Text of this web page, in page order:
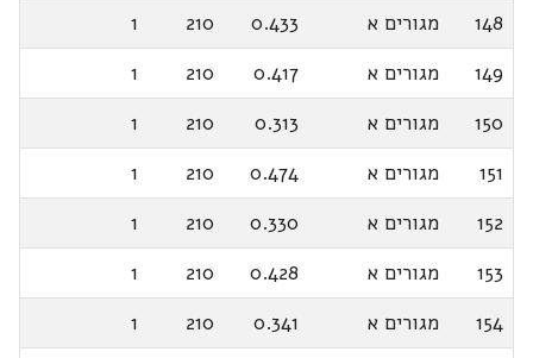
148
מגורים א 0.433
210
1
149
מגורים א 0.417
210
1
150
מגורים א 0.313
210
1
151
מגורים א 0.474
210
1
152
מגורים א 0.330
210
1
153
מגורים א 0.428
210
1
154
מגורים א 0.341
210
1